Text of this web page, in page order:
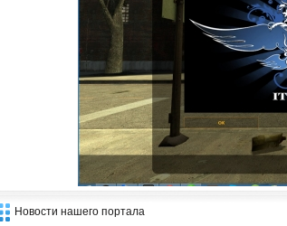
Новости нашего портала